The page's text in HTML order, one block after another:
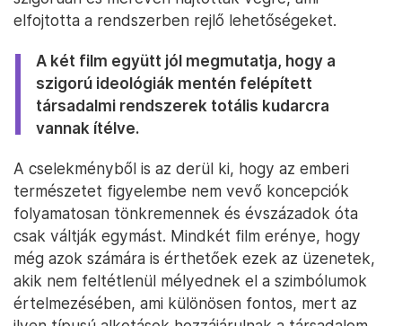
elfojtotta a rendszerben rejlő lehetőségeket.
A két film együtt jól megmutatja, hogy a
szigorú ideológiák mentén felépített
társadalmi rendszerek totális kudarcra
vannak ítélve.
A cselekményből is az derül ki, hogy az emberi
természetet figyelembe nem vevő koncepciók
folyamatosan tönkremennek és évszázadok óta
csak váltják egymást. Mindkét film erénye, hogy
még azok számára is érthetőek ezek az üzenetek,
akik nem feltétlenül mélyednek el a szimbólumok
értelmezésében, ami különösen fontos, mert az